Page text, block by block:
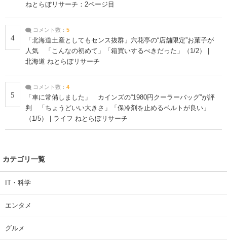
ねとらぼリサーチ：2ページ目
4
コメント数： 5
「北海道土産としてもセンス抜群」六花亭の“店舗限定”お菓子が
人気 「こんなの初めて」「箱買いするべきだった」（1/2） |
北海道 ねとらぼリサーチ
5
コメント数： 4
「車に常備しました」 カインズの“1980円クーラーバッグ”が評
判 「ちょうどいい大きさ」「保冷剤を止めるベルトが良い」
（1/5） | ライフ ねとらぼリサーチ
カテゴリ一覧
IT・科学
エンタメ
グルメ